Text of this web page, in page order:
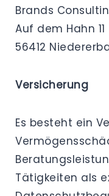
Brands
Auf dem Hahn 11
56412
Versicherung
Es besteht ein
Tätigkeiten als